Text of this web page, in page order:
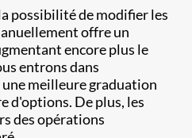
possibilité de modifier les
offre un
encore plus le
entrons dans
meilleure graduation
d'options. De plus, les
des opérations